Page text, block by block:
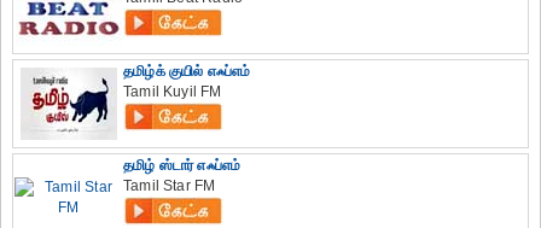
தமிழ்க் குயில் எஃப்எம்
Tamil Kuyil FM
தமிழ் ஸ்டார் எஃப்எம்
Tamil Star FM